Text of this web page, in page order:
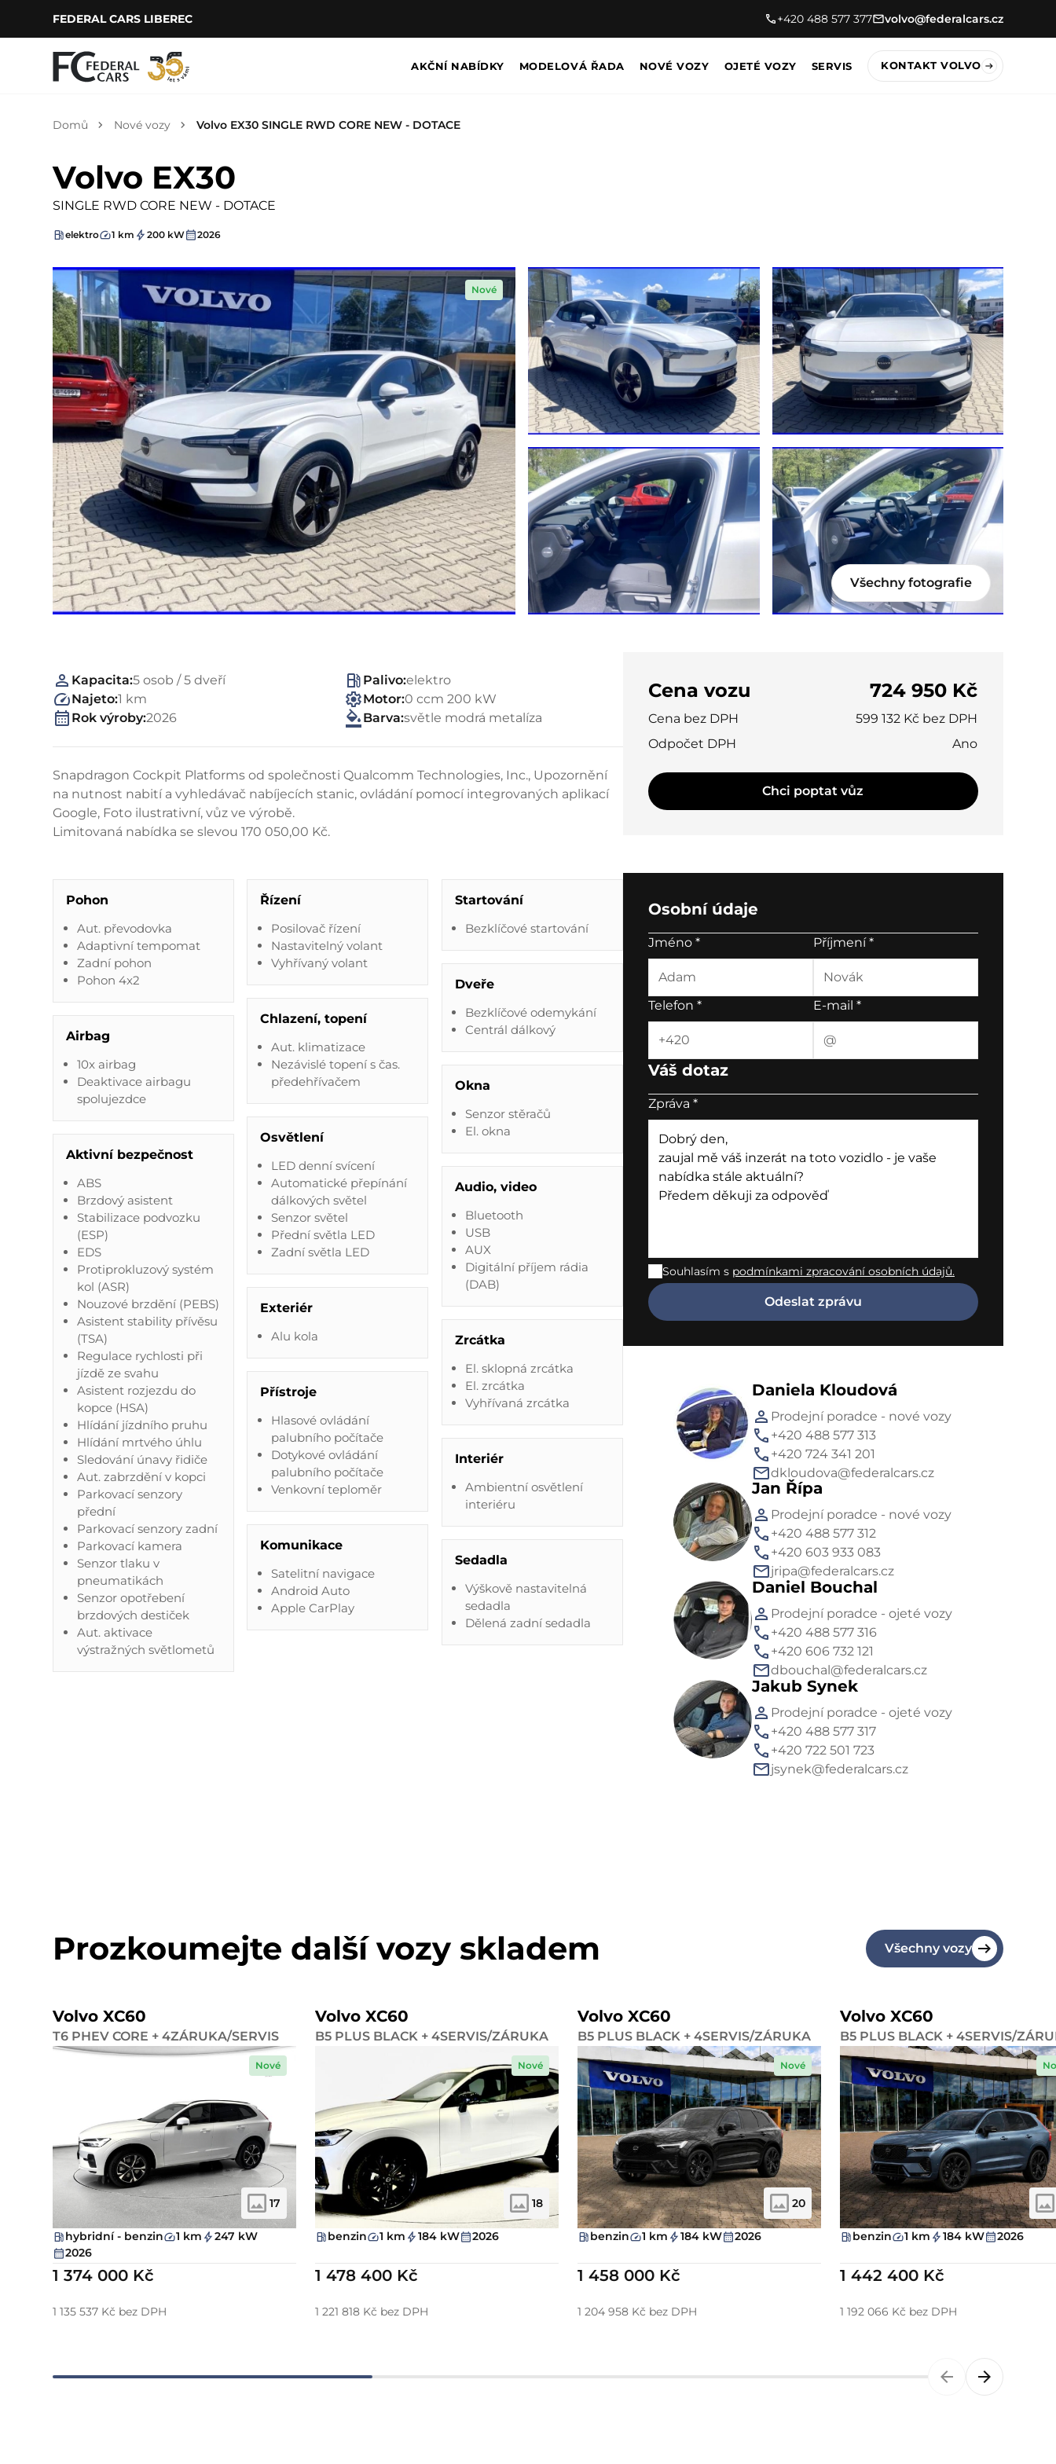
FEDERAL CARS LIBEREC +420 488 577 377 volvo@federalcars.cz
AKČNÍ NABÍDKY MODELOVÁ ŘADA NOVÉ VOZY OJETÉ VOZY SERVIS KONTAKT VOLVO
Domů Nové vozy Volvo EX30 SINGLE RWD CORE NEW - DOTACE
Volvo EX30
SINGLE RWD CORE NEW - DOTACE
elektro 1 km 200 kW 2026
Nové
Všechny fotografie
Kapacita:5 osob / 5 dveří Palivo:elektro
Najeto:1 km Motor:0 ccm 200 kW
Rok výroby:2026 Barva:světle modrá metalíza
Snapdragon Cockpit Platforms od společnosti Qualcomm Technologies, Inc., Upozornění
na nutnost nabití a vyhledávač nabíjecích stanic, ovládání pomocí integrovaných aplikací
Google, Foto ilustrativní, vůz ve výrobě.
Limitovaná nabídka se slevou 170 050,00 Kč.
Pohon
Aut. převodovka
Adaptivní tempomat
Zadní pohon
Pohon 4x2
Airbag
10x airbag
Deaktivace airbagu
spolujezdce
Aktivní bezpečnost
ABS
Brzdový asistent
Stabilizace podvozku
(ESP)
EDS
Protiprokluzový systém
kol (ASR)
Nouzové brzdění (PEBS)
Asistent stability přívěsu
(TSA)
Regulace rychlosti při
jízdě ze svahu
Asistent rozjezdu do
kopce (HSA)
Hlídání jízdního pruhu
Hlídání mrtvého úhlu
Sledování únavy řidiče
Aut. zabrzdění v kopci
Parkovací senzory
přední
Parkovací senzory zadní
Parkovací kamera
Senzor tlaku v
pneumatikách
Senzor opotřebení
brzdových destiček
Aut. aktivace
výstražných světlometů
Řízení
Posilovač řízení
Nastavitelný volant
Vyhřívaný volant
Chlazení, topení
Aut. klimatizace
Nezávislé topení s čas.
předehřívačem
Osvětlení
LED denní svícení
Automatické přepínání
dálkových světel
Senzor světel
Přední světla LED
Zadní světla LED
Exteriér
Alu kola
Přístroje
Hlasové ovládání
palubního počítače
Dotykové ovládání
palubního počítače
Venkovní teploměr
Komunikace
Satelitní navigace
Android Auto
Apple CarPlay
Startování
Bezklíčové startování
Dveře
Bezklíčové odemykání
Centrál dálkový
Okna
Senzor stěračů
El. okna
Audio, video
Bluetooth
USB
AUX
Digitální příjem rádia
(DAB)
Zrcátka
El. sklopná zrcátka
El. zrcátka
Vyhřívaná zrcátka
Interiér
Ambientní osvětlení
interiéru
Sedadla
Výškově nastavitelná
sedadla
Dělená zadní sedadla
Cena vozu 724 950 Kč
Cena bez DPH
599 132 Kč bez DPH
Odpočet DPH
Ano
Chci poptat vůz
Osobní údaje
Jméno * Příjmení*
Telefon * E-mail *
Váš dotaz
Zpráva *
Souhlasím s podmínkami zpracování osobních údajů.
Daniela Kloudová
Prodejní poradce - nové vozy
+420 488 577 313
+420 724 341 201
dkloudova@federalcars.cz
Jan Řípa
Prodejní poradce - nové vozy
+420 488 577 312
+420 603 933 083
jripa@federalcars.cz
Daniel Bouchal
Prodejní poradce - ojeté vozy
+420 488 577 316
+420 606 732 121
dbouchal@federalcars.cz
Jakub Synek
Prodejní poradce - ojeté vozy
+420 488 577 317
+420 722 501 723
jsynek@federalcars.cz
Prozkoumejte další vozy skladem Všechny vozy
Volvo XC60
T6 PHEV CORE + 4ZÁRUKA/SERVIS
17
Nové
hybridní - benzin 1 km
247 kW
2026
1 374 000 Kč
1 135 537 Kč bez DPH
Volvo XC60
B5 PLUS BLACK + 4SERVIS/ZÁRUKA
18
Nové
benzin 1 km 184 kW 2026
1 478 400 Kč
1 221 818 Kč bez DPH
Volvo XC60
B5 PLUS BLACK + 4SERVIS/ZÁRUKA
20
Nové
benzin 1 km 184 kW 2026
1 458 000 Kč
1 204 958 Kč bez DPH
Volvo XC60
B5 PLUS BLACK + 4SERVIS/
benzin 1 km 184 kW 2026
1 442 400 Kč
1 192 066 Kč bez DPH